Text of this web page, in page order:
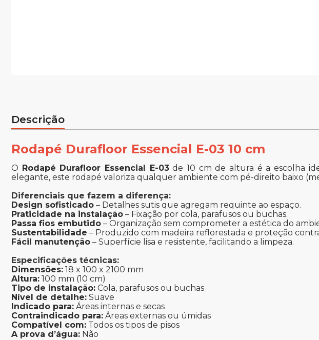
Descrição
Rodapé Durafloor Essencial E-03 10 cm
O Rodapé Durafloor Essencial E-03de 10 cm de altura é a escolha
elegante, este rodapé valoriza qualquer ambiente com pé-direito baixo
Diferenciais que fazem a diferença:
Design sofisticado – Detalhes sutis que agregam requinte ao espaço.
Praticidade na instalação – Fixação por cola, parafusos ou buchas.
Passa fios embutido – Organização sem comprometer a estética do
Sustentabilidade – Produzido com madeira reflorestada e proteção
Fácil manutenção – Superfície lisa e resistente, facilitando a limpeza.
Especificações técnicas:
Dimensões: 18 x 100 x 2100 mm
Altura: 100 mm (10 cm)
Tipo de instalação: Cola, parafusos ou buchas
Nível de detalhe: Suave
Indicado para: Áreas internas e secas
Contraindicado para: Áreas externas ou úmidas
Compatível com: Todos os tipos de pisos
A prova d’água: Não